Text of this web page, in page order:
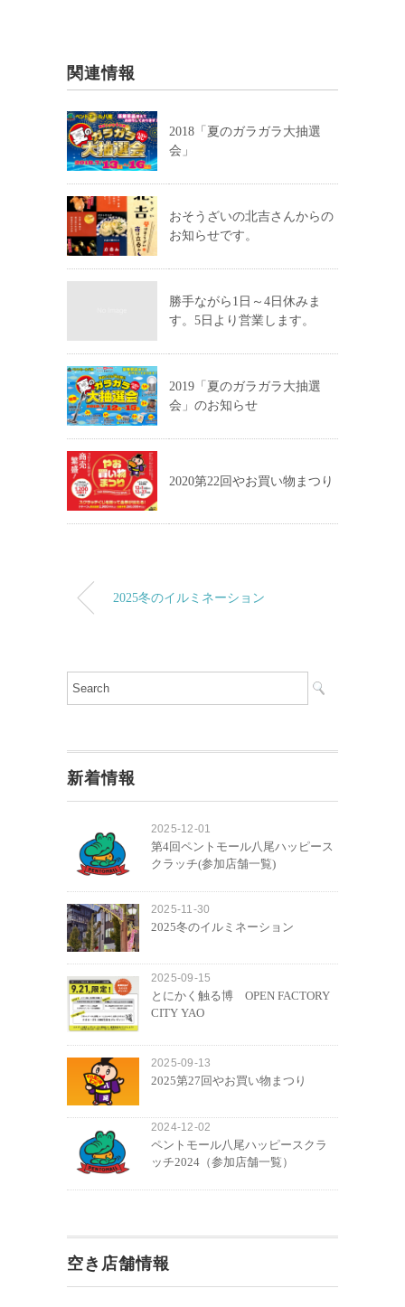
関連情報
2018「夏のガラガラ大抽選
会」
おそうざいの北吉さんからの
お知らせです。
勝手ながら1日～4日休みま
す。5日より営業します。
2019「夏のガラガラ大抽選
会」のお知らせ
2020第22回やお買い物まつり
2025冬のイルミネーション
新着情報
2025-12-01
第4回ペントモール八尾ハッピース
クラッチ(参加店舗一覧)
2025-11-30
2025冬のイルミネーション
2025-09-15
とにかく触る博 OPEN FACTORY
CITY YAO
2025-09-13
2025第27回やお買い物まつり
2024-12-02
ペントモール八尾ハッピースクラ
ッチ2024（参加店舗一覧）
空き店舗情報